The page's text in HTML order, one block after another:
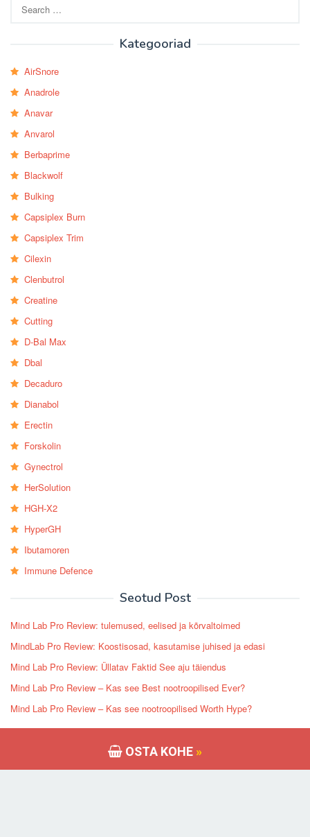
OSTA KOHE »
for:
Kategooriad
AirSnore
Anadrole
Anavar
Anvarol
Berbaprime
Blackwolf
Bulking
Capsiplex Burn
Capsiplex Trim
Cilexin
Clenbutrol
Creatine
Cutting
D-Bal Max
Dbal
Decaduro
Dianabol
Erectin
Forskolin
Gynectrol
HerSolution
HGH-X2
HyperGH
Ibutamoren
Immune Defence
Seotud Post
Mind Lab Pro Review: tulemused, eelised ja kõrvaltoimed
MindLab Pro Review: Koostisosad, kasutamise juhised ja edasi
Mind Lab Pro Review: Üllatav Faktid See aju täiendus
Mind Lab Pro Review – Kas see Best nootroopilised Ever?
Mind Lab Pro Review – Kas see nootroopilised Worth Hype?